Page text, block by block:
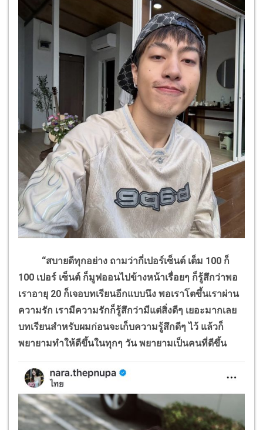
“สบายดีทุกอย่าง ถามว่ากี่เปอร์เซ็นต์ เต็ม 100 ก็
100 เปอร์ เซ็นต์ ก็มูฟออนไปข้างหน้าเรื่อยๆ ก็รู้สึกว่าพอ
เราอายุ 20 ก็เจอบทเรียนอีกแบบนึง พอเราโตขึ้นเราผ่าน
ความรัก เรามีความรักก็รู้สึกว่ามีแต่สิ่งดีๆ เยอะมากเลย
บทเรียนสำหรับผมก่อนจะเก็บความรู้สึกดีๆ ไว้ แล้วก็
พยายามทำให้ดีขึ้นในทุกๆ วัน พยายามเป็นคนที่ดีขึ้น